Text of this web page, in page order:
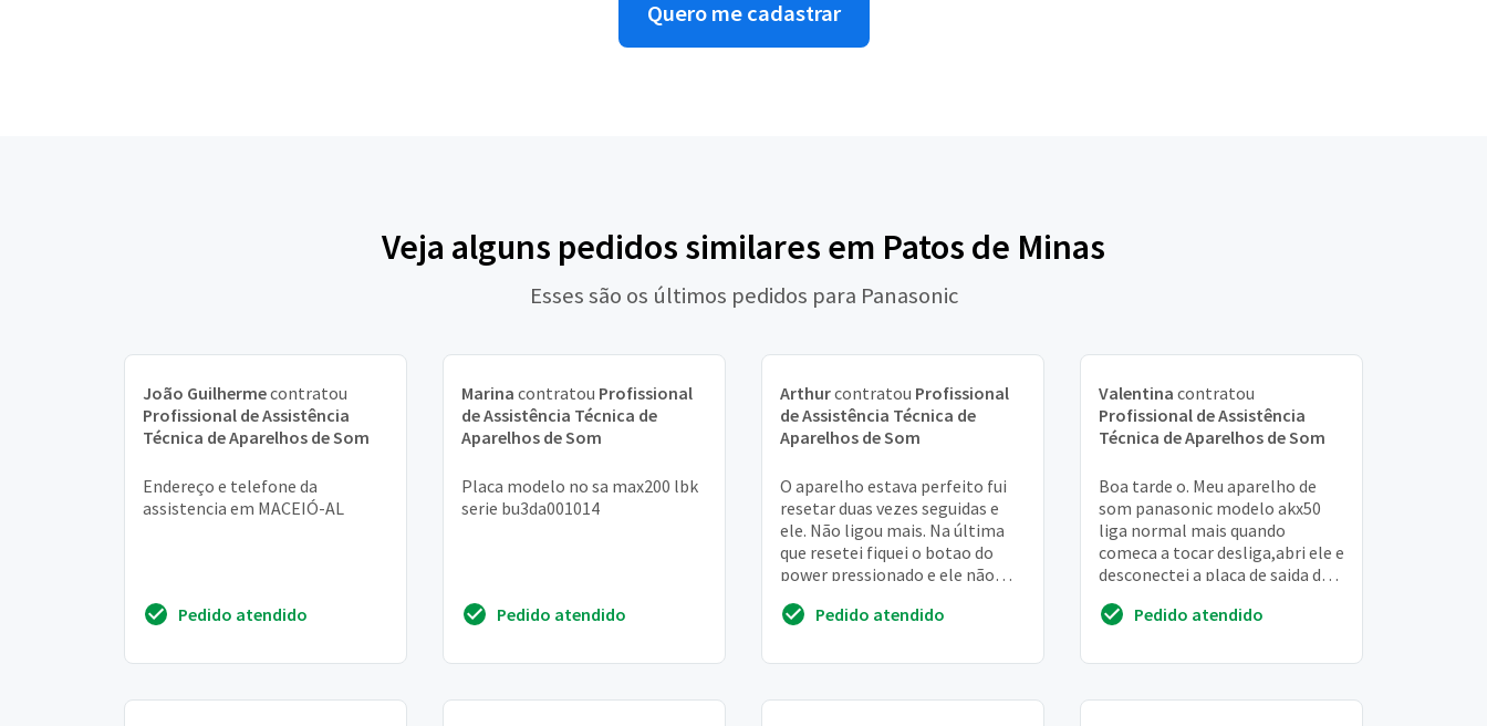
Quero me cadastrar
Veja alguns pedidos similares em Patos de Minas
Esses são os últimos pedidos para Panasonic
João Guilhermecontratou
Profissional de Assistência
Técnica de Aparelhos de Som
Endereço e telefone da
assistencia em MACEIÓ-AL
Pedido atendido
Marina contratou Profissional
de Assistência Técnica de
Aparelhos de Som
Placa modelo no sa max200 lbk
serie bu3da001014
Pedido atendido
Arthurcontratou Profissional
de Assistência Técnica de
Aparelhos de Som
O aparelho estava perfeito fui
resetar duas vezes seguidas e
ele. Não ligou mais. Na última
que resetei fiquei o botao do
power pressionado e ele não
Pedido atendido
Valentina contratou
Profissional de Assistência
Técnica de Aparelhos de Som
Boa tarde o. Meu aparelho de
som panasonic modelo akx50
liga normal mais quando
comeca a tocar desliga,abri ele e
desconectei a placa de saida de
quando colo...
Pedido atendido